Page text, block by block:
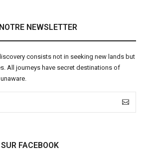
NEWSLETTER
consists not in seeking new lands but
All journeys have secret destinations of
FACEBOOK